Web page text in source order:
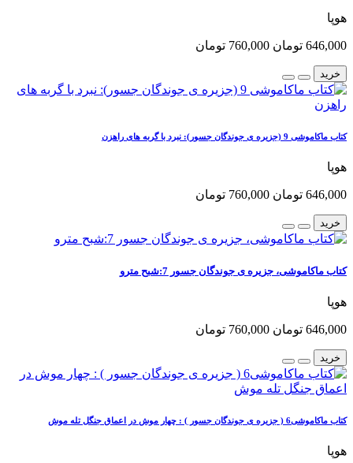
هوپا
646,000 تومان 760,000 تومان
خرید
کتاب ماکاموشی 9 (جزیره ی جوندگان جسور): نبرد با گربه های راهزن
هوپا
646,000 تومان 760,000 تومان
خرید
کتاب ماکاموشی، جزیره ی جوندگان جسور 7:شبح مترو
هوپا
646,000 تومان 760,000 تومان
خرید
کتاب ماکاموشی6 ( جزیره ی جوندگان جسور ) : چهار موش در اعماق جنگل تله موش
هوپا